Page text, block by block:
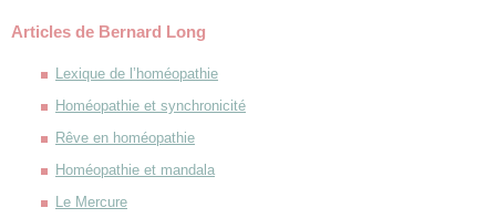
Articles de Bernard Long
Lexique de l’homéopathie
Homéopathie et synchronicité
Rêve en homéopathie
Homéopathie et mandala
Le Mercure